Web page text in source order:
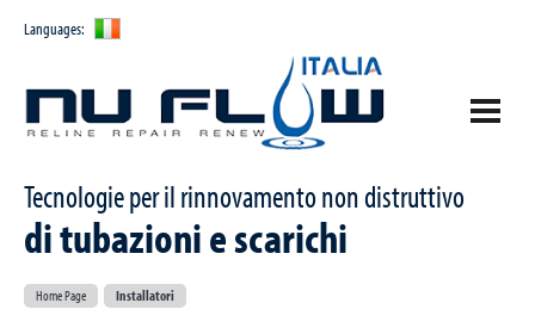
Azienda
Tecnologie per il rinnovamento non distruttivo
di tubazioni e scarichi
Languages:
Home Page Installatori